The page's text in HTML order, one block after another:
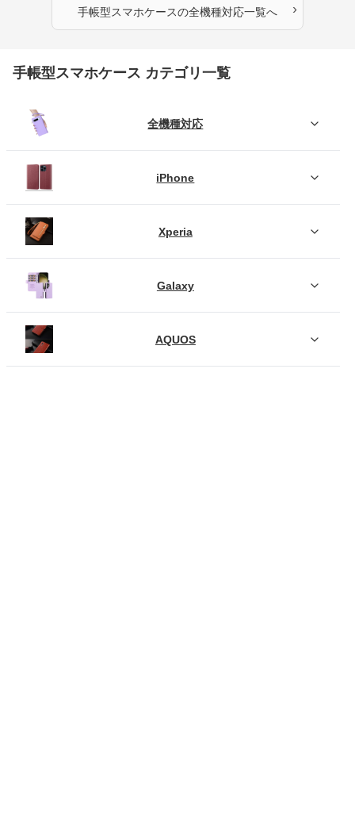
手帳型スマホケースの全機種対応一覧へ ›
手帳型スマホケース カテゴリ一覧
全機種対応
iPhone
Xperia
Galaxy
AQUOS